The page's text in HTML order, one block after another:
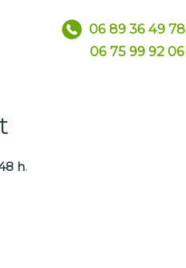
06 89 36 49 78
06 75 99 92 06
h.